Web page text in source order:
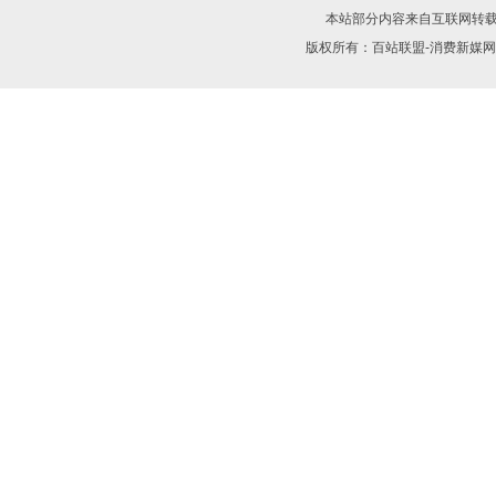
本站部分内容来自互联网转
版权所有： 百站联盟-消费新媒网